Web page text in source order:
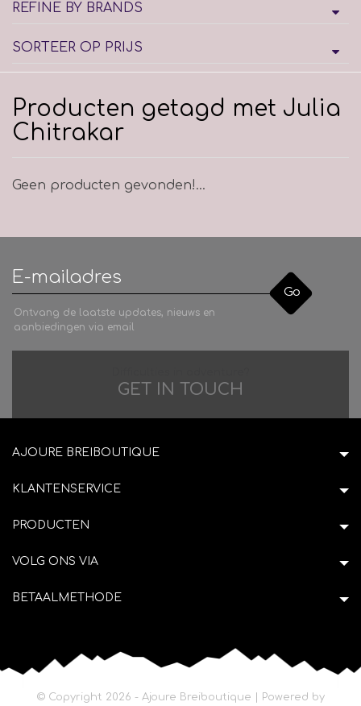
REFINE BY BRANDS
SORTEER OP PRIJS
Producten getagd met Julia
Chitrakar
Geen producten gevonden!...
Go
Ontvang de laatste updates, nieuws en
aanbiedingen via email
GET IN TOUCH
AJOURE BREIBOUTIQUE
KLANTENSERVICE
PRODUCTEN
VOLG ONS VIA
BETAALMETHODE
© Copyright 2026 - Ajoure Breiboutique | Powered by